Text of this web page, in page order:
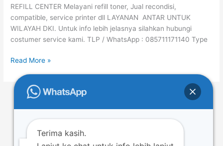
REFILL CENTER Melayani refill toner, Jual recondisi,
compatible, service printer dll LAYANAN ANTAR UNTUK
WILAYAH DKI. Untuk info lebih jelasnya silahkan hubungi
costumer service kami. TLP / WhatsApp : 085711171140 Type
Read More »
49
Terima kasih.